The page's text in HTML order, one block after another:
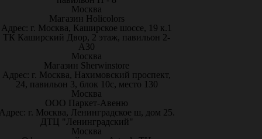
Москва
Магазин Holicolors
Адрес: г. Москва, Каширское шоссе, 19 к.1
ТК Каширский Двор, 2 этаж, павильон 2-
А30
Москва
Магазин Sherwinstore
Адрес: г. Москва, Нахимовский проспект,
24, павильон 3, блок 10с, место 130
Москва
ООО Паркет-Авeню
г. Москва, Ленинградское ш, дом 25.
ДТЦ "Ленинградский"
Москва